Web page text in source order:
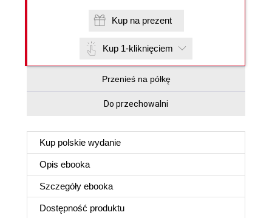
Kup na prezent
Kup 1-kliknięciem
Przenieś na półkę
Do przechowalni
Kup polskie wydanie
Opis ebooka
Szczegóły ebooka
Dostępność produktu